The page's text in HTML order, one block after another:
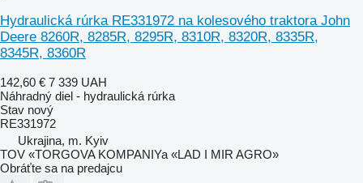
Hydraulická rúrka RE331972 na kolesového traktora John
Deere 8260R, 8285R, 8295R, 8310R, 8320R, 8335R,
8345R, 8360R
142,60 € 7 339 UAH
Náhradný diel - hydraulická rúrka
Stav nový
RE331972
Ukrajina, m. Kyiv
TOV «TORGOVA KOMPANIYa «LAD I MIR AGRO»
Obráťte sa na predajcu